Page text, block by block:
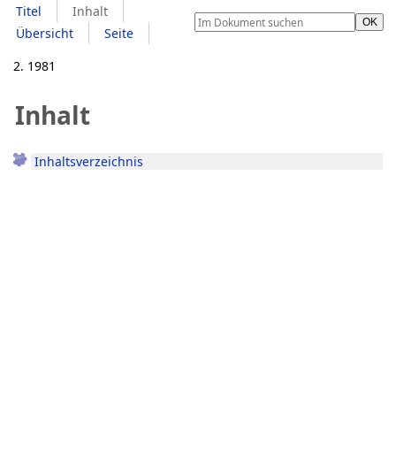
Titel
Inhalt
Übersicht
Seite
2. 1981
Inhalt
Inhaltsverzeichnis